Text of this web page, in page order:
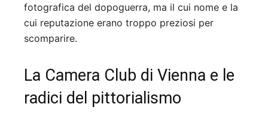
fotografica del dopoguerra, ma il cui nome e la
cui reputazione erano troppo preziosi per
scomparire.
La Camera Club di Vienna e le
radici del pittorialismo